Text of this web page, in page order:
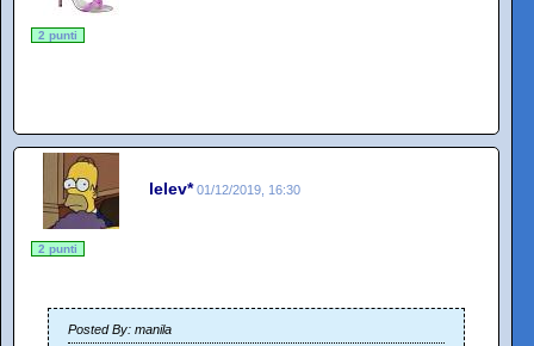
2 punti
lelev* 01/12/2019, 16:30
2 punti
Posted By: manila